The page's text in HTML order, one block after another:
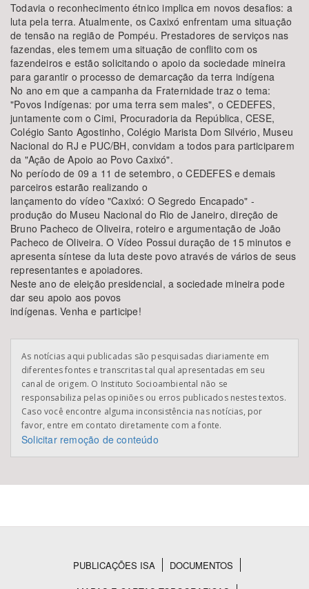
Todavia o reconhecimento étnico implica em novos desafios: a
luta pela terra. Atualmente, os Caxixó enfrentam uma situação
de tensão na região de Pompéu. Prestadores de serviços nas
fazendas, eles temem uma situação de conflito com os
fazendeiros e estão solicitando o apoio da sociedade mineira
para garantir o processo de demarcação da terra indígena
No ano em que a campanha da Fraternidade traz o tema:
"Povos Indígenas: por uma terra sem males", o CEDEFES,
juntamente com o Cimi, Procuradoria da República, CESE,
Colégio Santo Agostinho, Colégio Marista Dom Silvério, Museu
Nacional do RJ e PUC/BH, convidam a todos para participarem
da "Ação de Apoio ao Povo Caxixó".
No período de 09 a 11 de setembro, o CEDEFES e demais
parceiros estarão realizando o
lançamento do vídeo "Caxixó: O Segredo Encapado" -
produção do Museu Nacional do Rio de Janeiro, direção de
Bruno Pacheco de Oliveira, roteiro e argumentação de João
Pacheco de Oliveira. O Vídeo Possui duração de 15 minutos e
apresenta síntese da luta deste povo através de vários de seus
representantes e apoiadores.
Neste ano de eleição presidencial, a sociedade mineira pode
dar seu apoio aos povos
indígenas. Venha e participe!
As notícias aqui publicadas são pesquisadas diariamente em
diferentes fontes e transcritas tal qual apresentadas em seu
canal de origem. O Instituto Socioambiental não se
responsabiliza pelas opiniões ou erros publicados nestes textos.
Caso você encontre alguma inconsistência nas notícias, por
favor, entre em contato diretamente com a fonte.
Solicitar remoção de conteúdo
PUBLICAÇÕES ISA
DOCUMENTOS